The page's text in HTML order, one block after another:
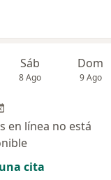
Sáb
8 Ago
Dom
9 Ago
en línea no está
cita